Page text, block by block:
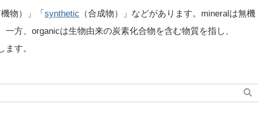
機物）」「 synthetic （合成物）」などがあります。mineralは無機
方、organicは生物由来の炭素化合物を含む物質を指し、
す。